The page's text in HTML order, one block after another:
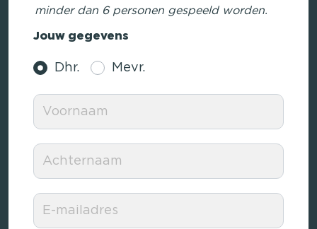
minder dan 6 personen gespeeld worden.
Jouw gegevens
Dhr. Mevr.